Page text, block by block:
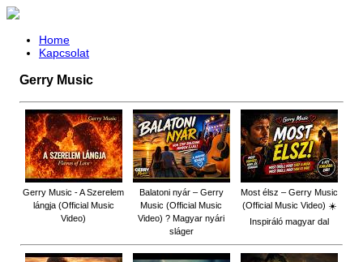
Home
Kapcsolat
Gerry Music
Gerry Music - A Szerelem
lángja (Official Music
Video)
Balatoni nyár – Gerry
Music (Official Music
Video) ? Magyar nyári
sláger
Most élsz – Gerry Music
(Official Music Video) ☀️
Inspiráló magyar dal